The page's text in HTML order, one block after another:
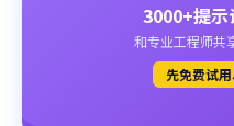
3000+提示
和专业工程师共
先免费试